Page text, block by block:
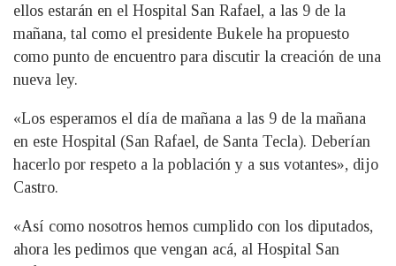
ellos estarán en el Hospital San Rafael, a las 9 de la
mañana, tal como el presidente Bukele ha propuesto
como punto de encuentro para discutir la creación de una
nueva ley.
«Los esperamos el día de mañana a las 9 de la mañana
en este Hospital (San Rafael, de Santa Tecla). Deberían
hacerlo por respeto a la población y a sus votantes», dijo
Castro.
«Así como nosotros hemos cumplido con los diputados,
ahora les pedimos que vengan acá, al Hospital San